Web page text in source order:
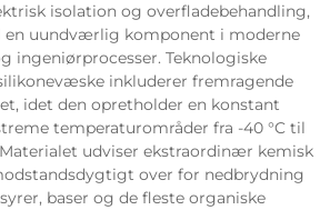
isolation og overfladebehandling,
en uundværlig komponent i moderne
ingeniørprocesser. Teknologiske
inkluderer fremragende
idet den opretholder en konstant
temperaturområder fra -40 °C til
udviser ekstraordinær kemisk
over for nedbrydning
baser og de fleste organiske